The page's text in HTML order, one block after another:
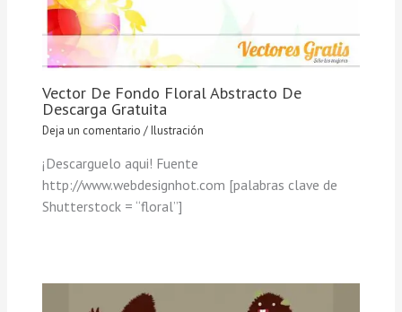
Vector De Fondo Floral Abstracto De
Descarga Gratuita
Deja un comentario /Ilustración
¡Descarguelo aqui! Fuente
http://www.webdesignhot.com [palabras clave de
Shutterstock = “floral”]